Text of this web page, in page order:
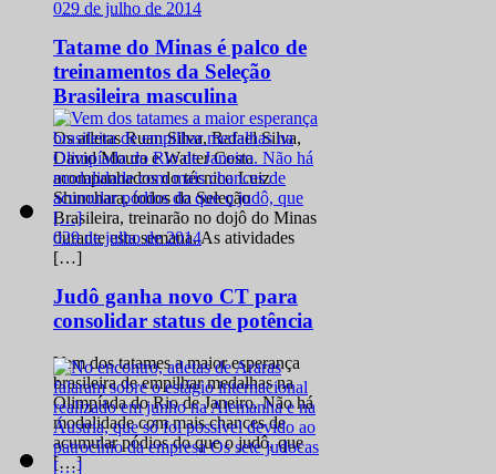
029 de julho de 2014
Tatame do Minas é palco de
treinamentos da Seleção
Brasileira masculina
Os atletas Ruan Silva, Rafael Silva,
David Moura e Walter Costa
acompanhados do técnico Luiz
Shinohara, todos da Seleção
Brasileira, treinarão no dojô do Minas
durante esta semana. As atividades
[…]
029 de julho de 2014
Judô ganha novo CT para
consolidar status de potência
Vem dos tatames a maior esperança
brasileira de empilhar medalhas na
Olimpíada do Rio de Janeiro. Não há
modalidade com mais chances de
acumular pódios do que o judô, que
[…]